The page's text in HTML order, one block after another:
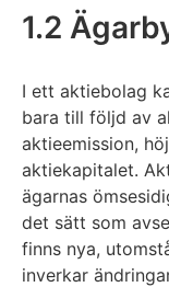
1.2
I ett aktiebolag
bara till följd av
aktieemission,
aktiekapitalet.
ägarnas
det sätt som
finns nya,
inverkar